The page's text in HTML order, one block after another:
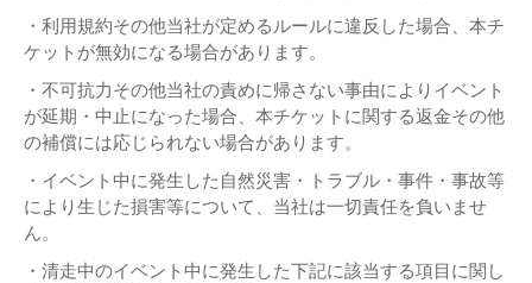
・利用規約その他当社が定めるルールに違反した場合、本チ
ケットが無効になる場合があります。
・不可抗力その他当社の責めに帰さない事由によりイベント
が延期・中止になった場合、本チケットに関する返金その他
の補償には応じられない場合があります。
・イベント中に発生した自然災害・トラブル・事件・事故等
により生じた損害等について、当社は一切責任を負いませ
ん。
・清走中のイベント中に発生した下記に該当する項目に関し